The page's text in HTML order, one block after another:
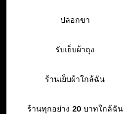
ปลอกขา
รับเย็บผ้าถุง
ร้านเย็บผ้าใกล้ฉัน
ร้านทุกอย่าง 20 บาทใกล้ฉัน